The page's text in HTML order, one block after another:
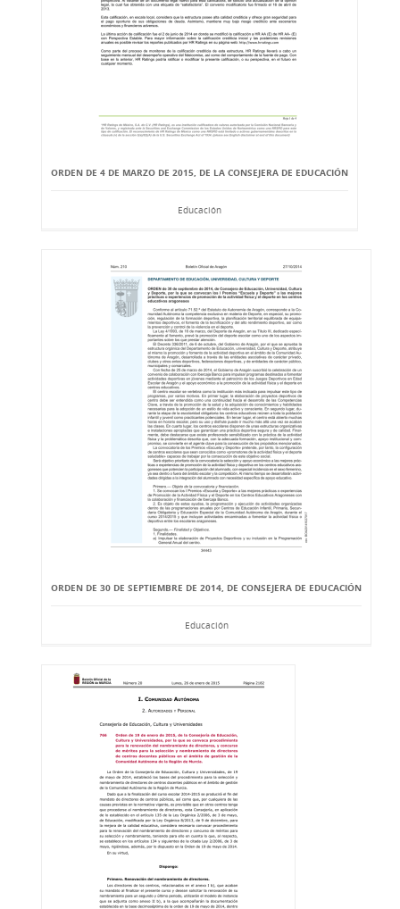
ORDEN DE 4 DE MARZO DE 2015, DE LA CONSEJERA DE EDUCACIÓN
Educación
ORDEN DE 30 DE SEPTIEMBRE DE 2014, DE CONSEJERA DE EDUCACIÓN
Educación